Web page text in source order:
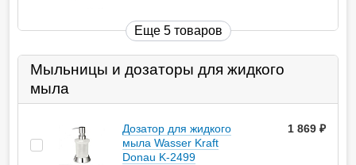
Еще 5 товаров
Мыльницы и дозаторы для жидкого
мыла
Дозатор для жидкого
мыла Wasser Kraft
Donau K-2499
1 869